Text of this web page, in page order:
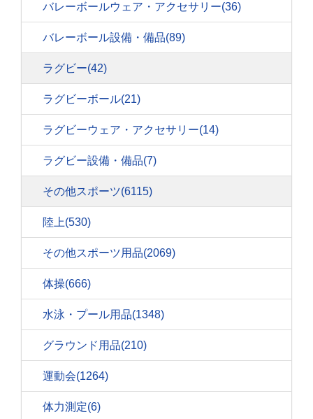
バレーボールウェア・アクセサリー(36)
バレーボール設備・備品(89)
ラグビー(42)
ラグビーボール(21)
ラグビーウェア・アクセサリー(14)
ラグビー設備・備品(7)
その他スポーツ(6115)
陸上(530)
その他スポーツ用品(2069)
体操(666)
水泳・プール用品(1348)
グラウンド用品(210)
運動会(1264)
体力測定(6)